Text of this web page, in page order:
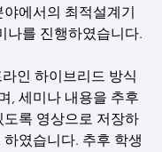
에서의 최적설계기
나를 진행하였습니다.
인 하이브리드 방식
, 세미나 내용을 추후
록 영상으로 저장하
였습니다. 추후 학생